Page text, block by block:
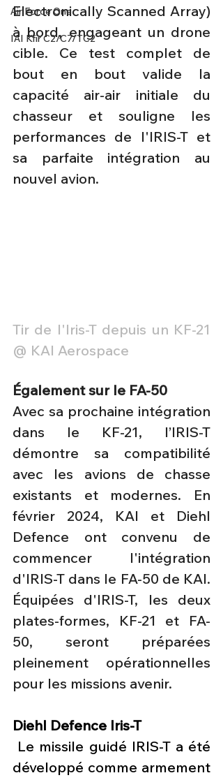
Air Force One
IAI Kfir C2/C7/TC2
Electronically Scanned Array)
à bord, engageant un drone
cible. Ce test complet de
bout en bout valide la
capacité air-air initiale du
chasseur et souligne les
performances de l'IRIS-T et
sa parfaite intégration au
nouvel avion.
Tir de l'Iris-T depuis un KF-21
@ KAI Aerospace
Également sur le FA-50
Avec sa prochaine intégration
dans le KF-21, l’IRIS-T
démontre sa compatibilité
avec les avions de chasse
existants et modernes. En
février 2024, KAI et Diehl
Defence ont convenu de
commencer l'intégration
d'IRIS-T dans le FA-50 de KAI.
Équipées d'IRIS-T, les deux
plates-formes, KF-21 et FA-
50, seront préparées
pleinement opérationnelles
pour les missions avenir.
Diehl Defence Iris-T
Le missile guidé IRIS-T a été
développé comme armement